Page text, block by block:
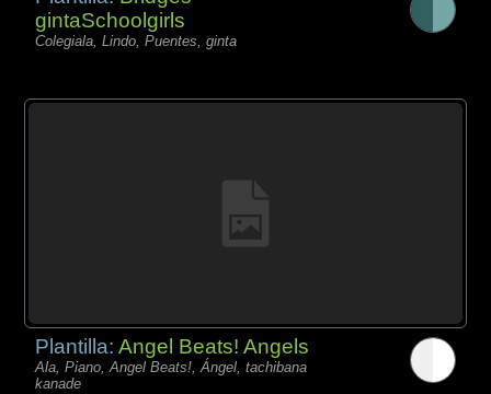
gintaSchoolgirls
Colegiala, Lindo, Puentes, ginta
Plantilla:Angel Beats! Angels
Ala, Piano, Angel Beats!, Ángel, tachibana
kanade